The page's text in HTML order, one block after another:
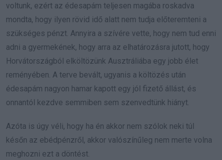
voltunk, ezért az édesapám teljesen magába roskadva
mondta, hogy ilyen rövid idő alatt nem tudja előteremteni a
szükséges pénzt. Annyira a szívére vette, hogy nem tud enni
adni a gyermekének, hogy arra az elhatározásra jutott, hogy
Horvátországból elköltözünk Ausztráliába egy jobb élet
reményében. A terve bevált, ugyanis a költözés után
édesapám nagyon hamar kapott egy jól fizető állást, és
onnantól kezdve semmiben sem szenvedtünk hiányt.
Azóta is úgy véli, hogy ha én akkor nem szólok neki túl
későn az ebédpénzről, akkor valószínűleg nem merte volna
meghozni ezt a döntést.